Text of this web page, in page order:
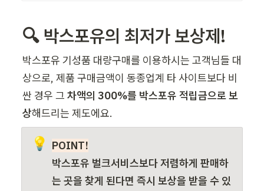
🔍 박스포유의 최저가 보상제!
박스포유 기성품 대량구매를 이용하시는 고객님들 대
상으로, 제품 구매금액이 동종업계 타 사이트보다 비
싼 경우 그 차액의 300%를 박스포유 적립금으로 보
상해드리는 제도에요.
💡 POINT!
박스포유 벌크서비스보다 저렴하게 판매하
는 곳을 찾게 된다면 즉시 보상을 받을 수 있